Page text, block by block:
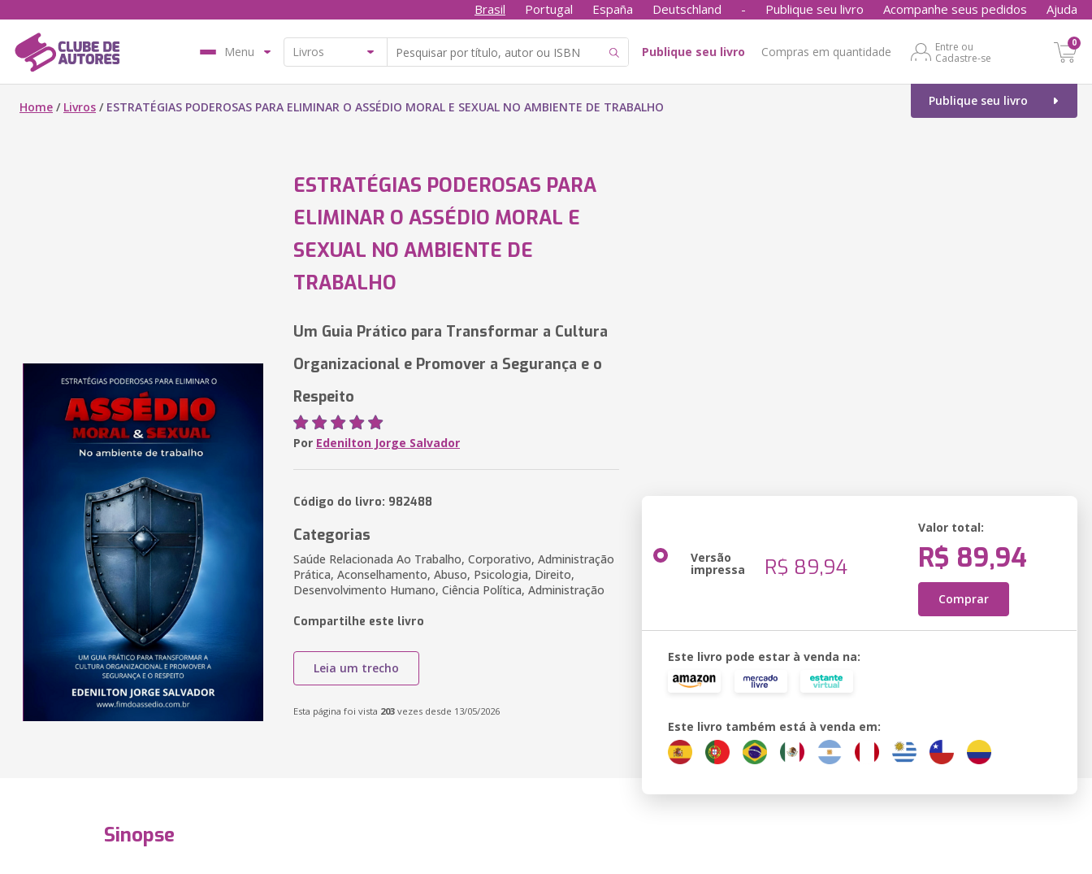
Brasil Portugal España Deutschland - Publique seu livro Acompanhe seus pedidos Ajuda
Menu Publique seu livro Compras em quantidade
Entre ou
Cadastre-se
0
Publique seu livro
Home / Livros / ESTRATÉGIAS PODEROSAS PARA ELIMINAR O ASSÉDIO MORAL E SEXUAL NO AMBIENTE DE TRABALHO
ESTRATÉGIAS PODEROSAS PARA
ELIMINAR O ASSÉDIO MORAL E
SEXUAL NO AMBIENTE DE
TRABALHO
Um Guia Prático para Transformar a Cultura
Organizacional e Promover a Segurança e o
Respeito
Por Edenilton Jorge Salvador
Código do livro: 982488
Categorias
Saúde Relacionada Ao Trabalho, Corporativo, Administração
Prática, Aconselhamento, Abuso, Psicologia, Direito,
Desenvolvimento Humano, Ciência Política, Administração
Compartilhe este livro
Leia um trecho
Esta página foi vista 203 vezes desde 13/05/2026
Versão
impressa R$ 89,94
Valor total:
R$ 89,94
Comprar
Este livro pode estar à venda na:
Este livro também está à venda em:
Sinopse